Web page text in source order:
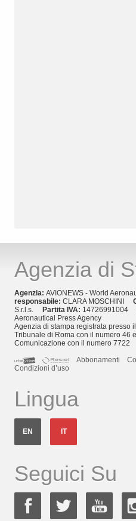
Agenzia di
Agenzia: AVIONEWS - World
responsabile: CLARA MOSCHINI
S.r.l.s. Partita IVA: 14726991004
Aeronautical Press Agency
Agenzia di stampa registrata presso
Tribunale di Roma con il numero 46
Comunicazione con il numero 7722
Abbonamenti
Condizioni d’uso
Lingua
EN IT
Seguici Su